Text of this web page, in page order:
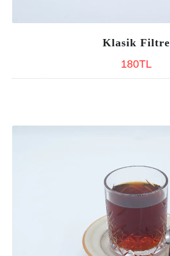
Klasik Filtre
180TL